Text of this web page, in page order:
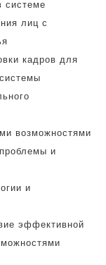
лиц с
кадров для
возможностями
и
и
эффективной